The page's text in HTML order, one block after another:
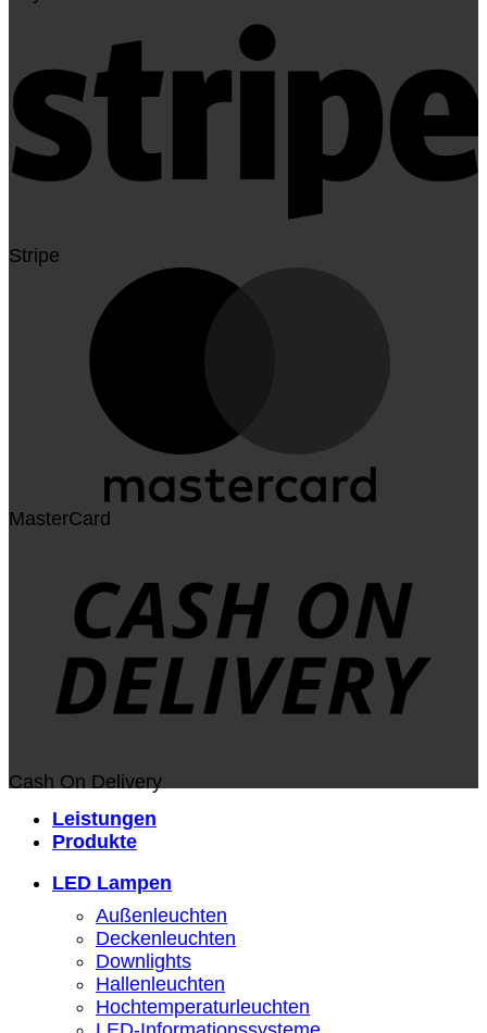
Stripe
MasterCard
Cash On Delivery
Leistungen
Produkte
LED Lampen
Außenleuchten
Deckenleuchten
Downlights
Hallenleuchten
Hochtemperaturleuchten